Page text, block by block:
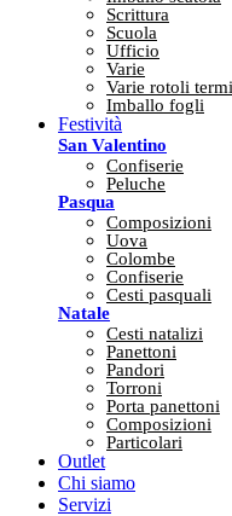
Scrittura
Scuola
Ufficio
Varie
Varie rotoli
Imballo fogli
Festività
San Valentino
Confiserie
Peluche
Pasqua
Composizioni
Uova
Colombe
Confiserie
Cesti pasquali
Natale
Cesti natalizi
Panettoni
Pandori
Torroni
Porta panettoni
Composizioni
Particolari
Outlet
Chi siamo
Servizi